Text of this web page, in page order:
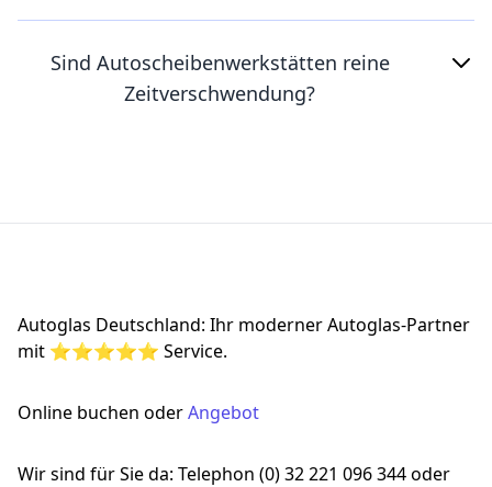
Sind Autoscheibenwerkstätten reine
Zeitverschwendung?
Autoglas Deutschland: Ihr moderner Autoglas-Partner
mit ⭐⭐⭐⭐⭐ Service.
Online buchen oderAngebot
Wir sind für Sie da: Telephon (0) 32 221 096 344 oder